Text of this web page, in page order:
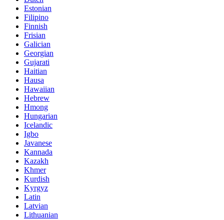
Estonian
Filipino
Finnish
Frisian
Galician
Georgian
Gujarati
Haitian
Hausa
Hawaiian
Hebrew
Hmong
Hungarian
Icelandic
Igbo
Javanese
Kannada
Kazakh
Khmer
Kurdish
Kyrgyz
Latin
Latvian
Lithuanian